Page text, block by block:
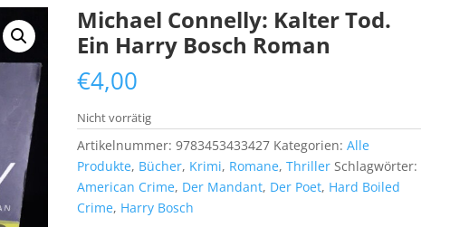
Michael Connelly: Kalter Tod.
Ein Harry Bosch Roman
€4,00
Nicht vorrätig
Artikelnummer:9783453433427 Kategorien:Alle
Produkte, Bücher, Krimi, Romane,Thriller Schlagwörter:
American Crime, Der Mandant, Der Poet, Hard Boiled
Crime, Harry Bosch